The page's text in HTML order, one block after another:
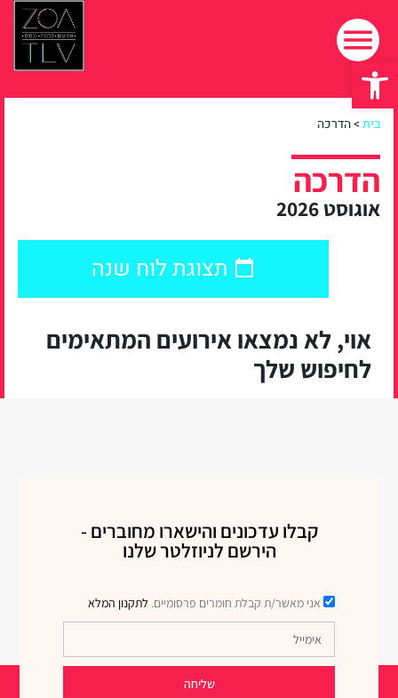
פתח סרגל נגישות
בית>הדרכה
הדרכה
אוגוסט 2026
תצוגת לוח שנה
אוי, לא נמצאו אירועים המתאימים
לחיפוש שלך
קבלו עדכונים והישארו מחוברים -
הירשם לניוזלטר שלנו
אני מאשר/ת קבלת חומרים פרסומיים. לתקנון המלא
שליחה